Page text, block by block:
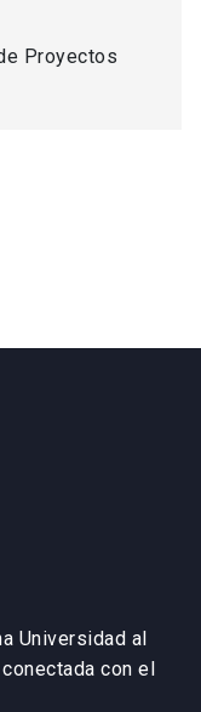
Proyectos
Universidad al
con el